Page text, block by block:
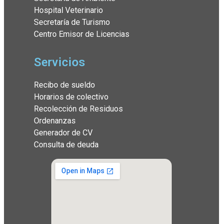
Hospital Veterinario
Secretaría de Turismo
Centro Emisor de Licencias
Servicios
Recibo de sueldo
Horarios de colectivo
Recolección de Residuos
Ordenanzas
Generador de CV
Consulta de deuda